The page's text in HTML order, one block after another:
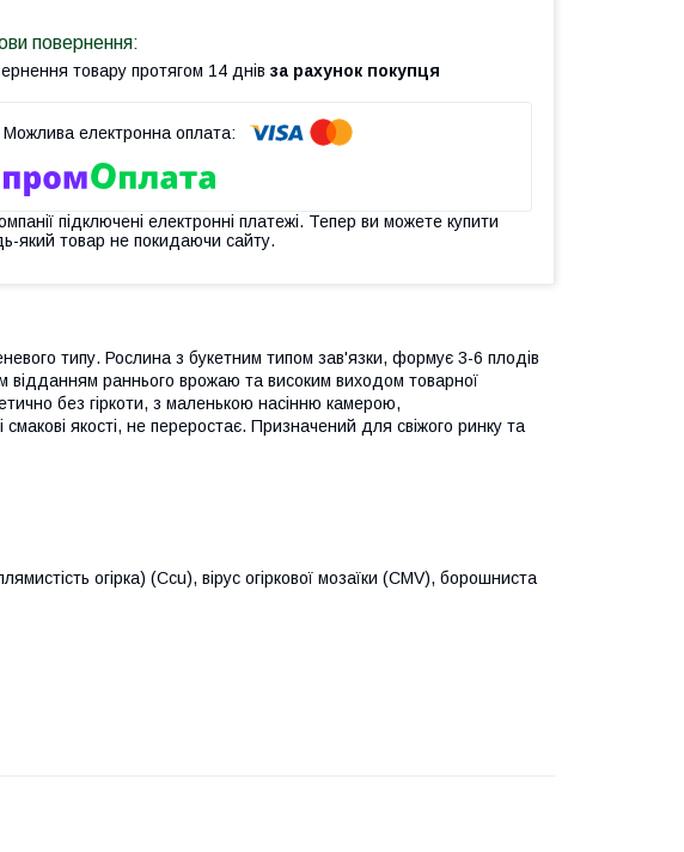
товару протягом 14 днів за рахунок покупця
підключені електронні платежі. Тепер ви можете купити
який товар не покидаючи сайту.
типу. Рослина з букетним типом зав'язки, формує 3-6 плодів
відданням раннього врожаю та високим виходом товарної
без гіркоти, з маленькою насінню камерою,
якості, не переростає. Призначений для свіжого ринку та
огірка) (Ccu), вірус огіркової мозаїки (CMV), борошниста